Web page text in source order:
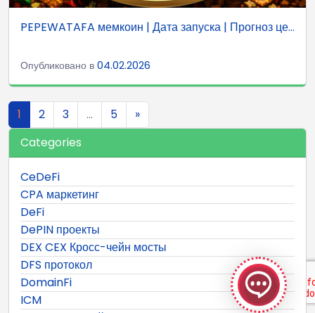
PEPEWATAFA мемкоин | Дата запуска | Прогноз це...
Опубликовано в 04.02.2026
Навигация по записям
1 2 3 … 5
»
Categories
CeDeFi
CPA маркетинг
DeFi
DePIN проекты
DEX CEX Кросс-чейн мосты
DFS протокол
DomainFi
ICM
GeekyBot
онлайн
Welcome to GeekyBot! Let me